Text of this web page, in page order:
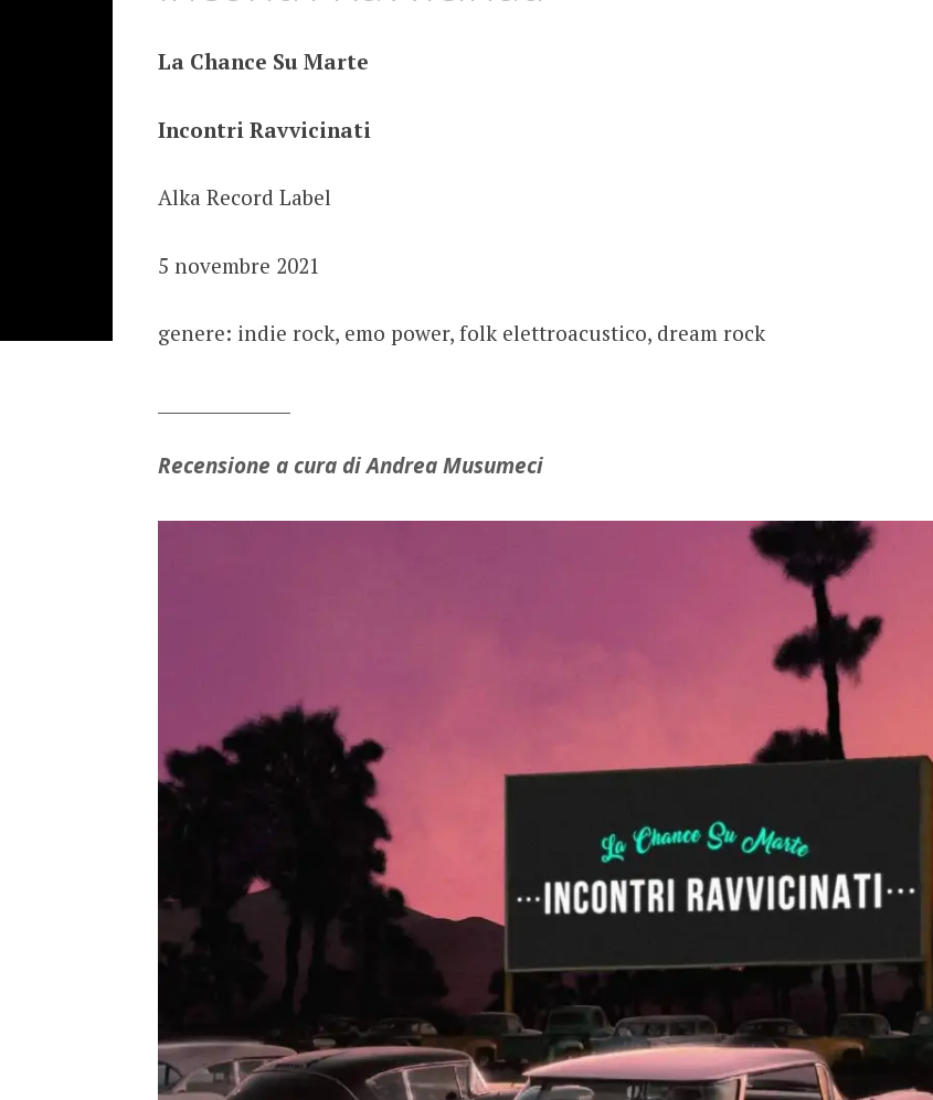
La Chance Su Marte
Incontri Ravvicinati
Alka Record Label
5 novembre 2021
genere: indie rock, emo power, folk elettroacustico, dream rock
Recensione a cura di Andrea Musumeci